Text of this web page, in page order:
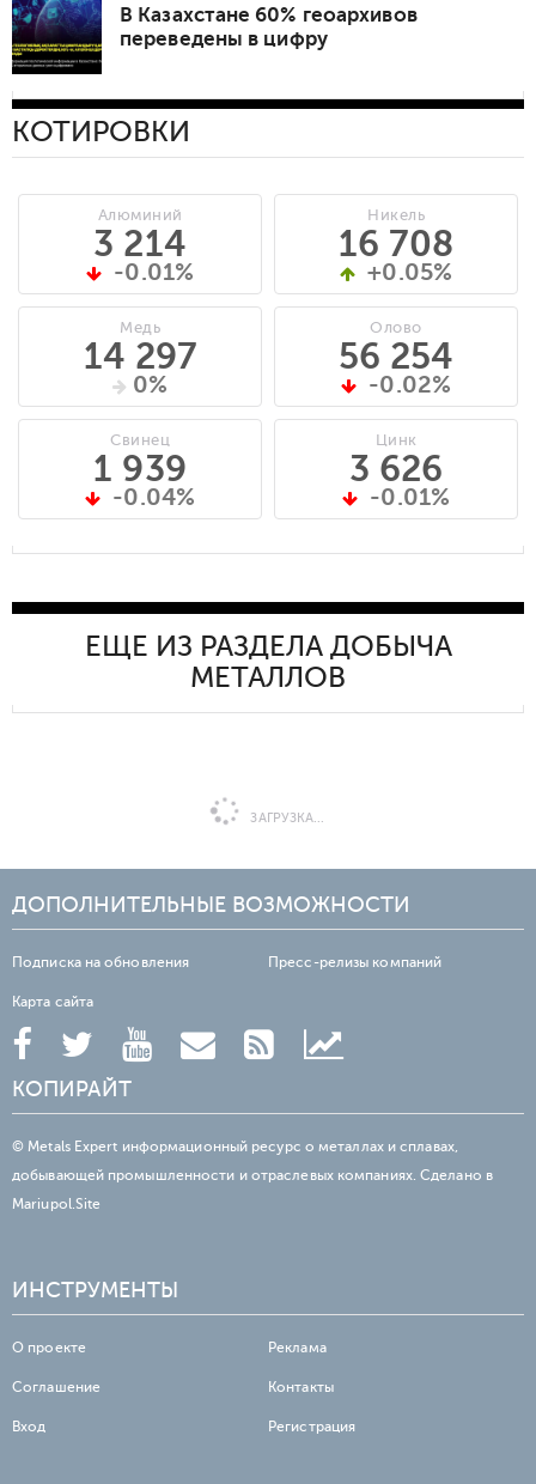
В Казахстане 60% геоархивов
переведены в цифру
КОТИРОВКИ
Алюминий
3 214
-0.01%
Медь
14 297
0%
Свинец
1 939
-0.04%
Никель
16 708
+0.05%
Олово
56 254
-0.02%
Цинк
3 626
-0.01%
ЕЩЕ ИЗ РАЗДЕЛА ДОБЫЧА
МЕТАЛЛОВ
ЗАГРУЗКА...
ДОПОЛНИТЕЛЬНЫЕ ВОЗМОЖНОСТИ
Подписка на обновления Пресс-релизы компаний
Карта сайта
КОПИРАЙТ
© Metals Expert информационный ресурс о металлах и сплавах,
добывающей промышленности и отраслевых компаниях. Сделано в
Mariupol.Site
ИНСТРУМЕНТЫ
О проекте Реклама
Соглашение Контакты
Вход Регистрация